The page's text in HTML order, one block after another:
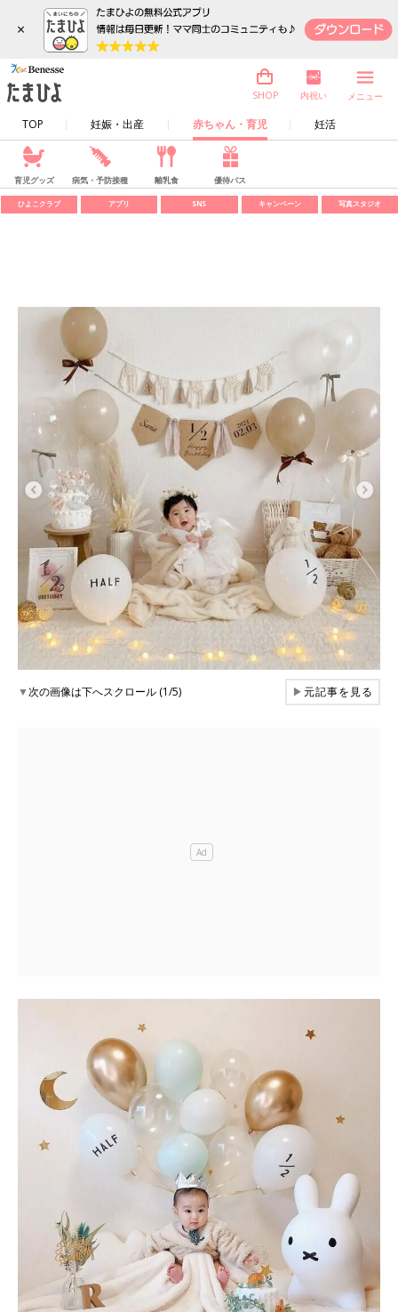
×
TOP 妊娠・出産 赤ちゃん・育児 妊活
SHOP 内祝い メニュー
育児グッズ 病気・予防接種 離乳食 優待パス
ひよこクラブ アプリ SNS キャンペーン 写真スタジオ
▼次の画像は下へスクロール (1/5) ▶元記事を見る